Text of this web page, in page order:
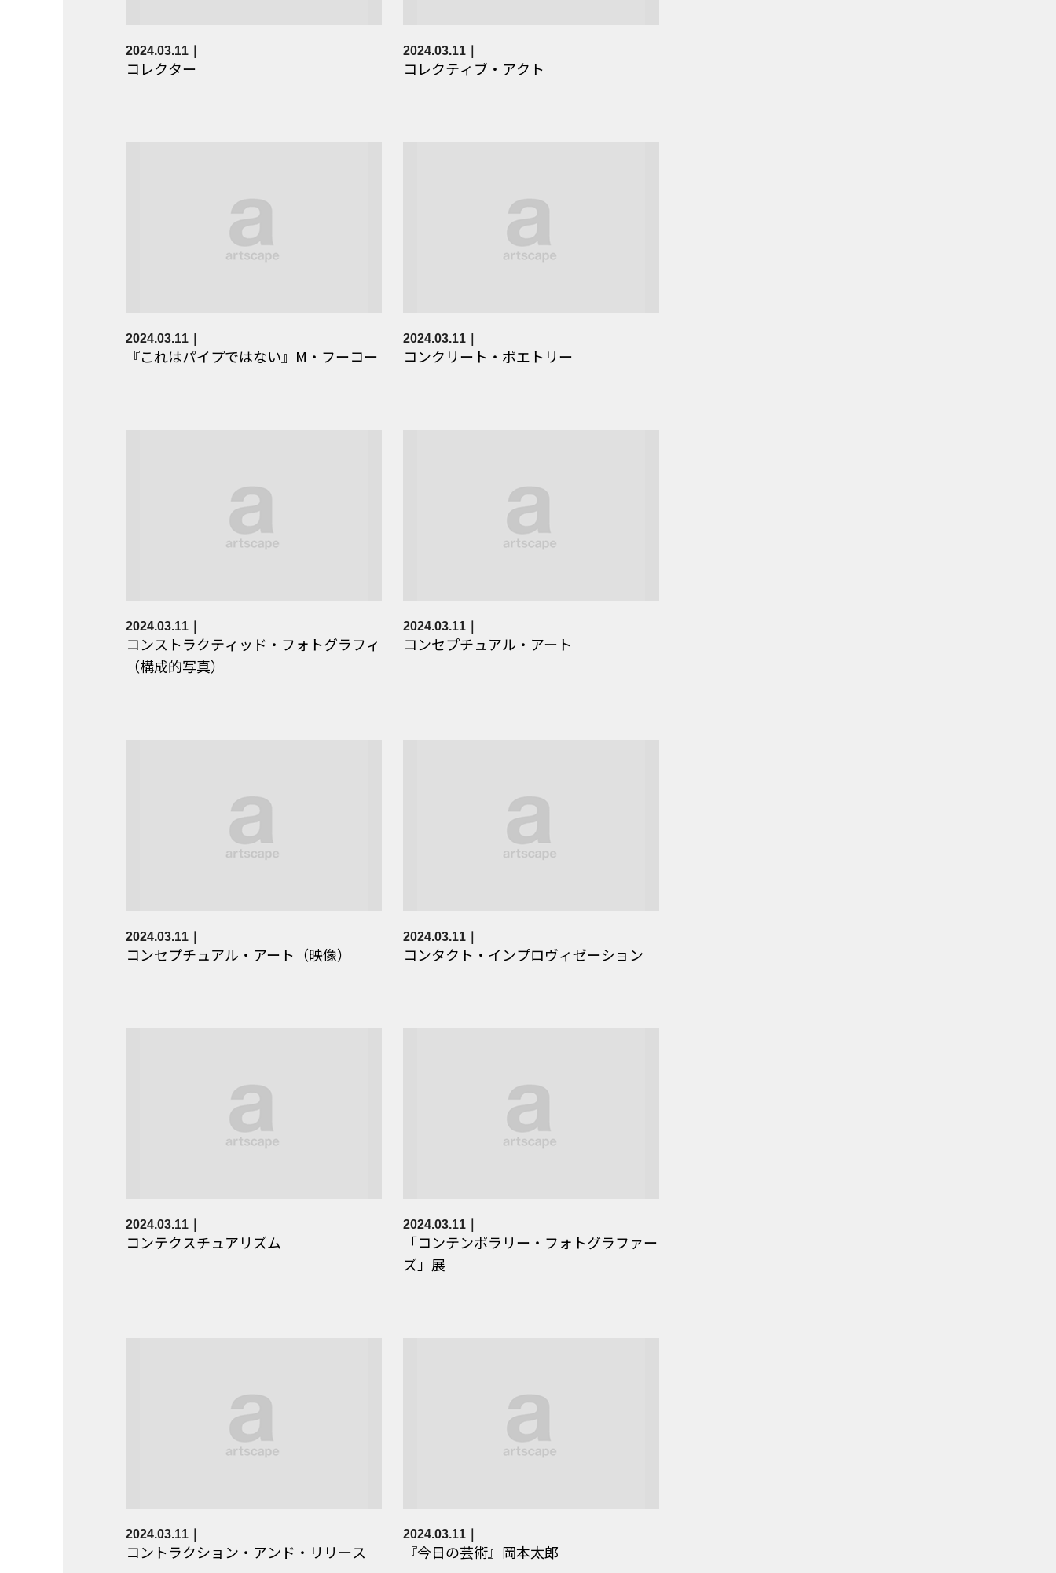
2024.03.11
コレクター
2024.03.11
コレクティブ・アクト
2024.03.11
『これはパイプではない』M・フーコー
2024.03.11
コンクリート・ポエトリー
2024.03.11
コンストラクティッド・フォトグラフィ
（構成的写真）
2024.03.11
コンセプチュアル・アート
2024.03.11
コンセプチュアル・アート（映像）
2024.03.11
コンタクト・インプロヴィゼーション
2024.03.11
コンテクスチュアリズム
2024.03.11
「コンテンポラリー・フォトグラファー
ズ」展
2024.03.11
コントラクション・アンド・リリース
2024.03.11
『今日の芸術』岡本太郎